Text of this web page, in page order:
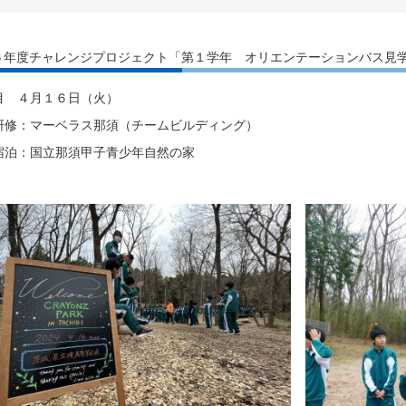
度チャレンジプロジェクト「第１学年 オリエンテーションバス見
４月１６日（火）
マーベラス那須（チームビルディング）
国立那須甲子青少年自然の家